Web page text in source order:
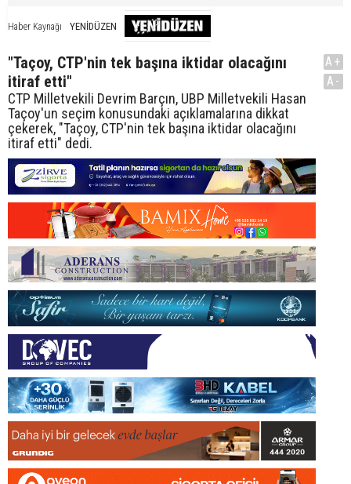
Haber Kaynağı YENİDÜZEN
"Taçoy, CTP'nin tek başına iktidar olacağını
itiraf etti"
CTP Milletvekili Devrim Barçın, UBP Milletvekili Hasan
Taçoy'un seçim konusundaki açıklamalarına dikkat
çekerek, "Taçoy, CTP'nin tek başına iktidar olacağını
itiraf etti" dedi.
A+
A-